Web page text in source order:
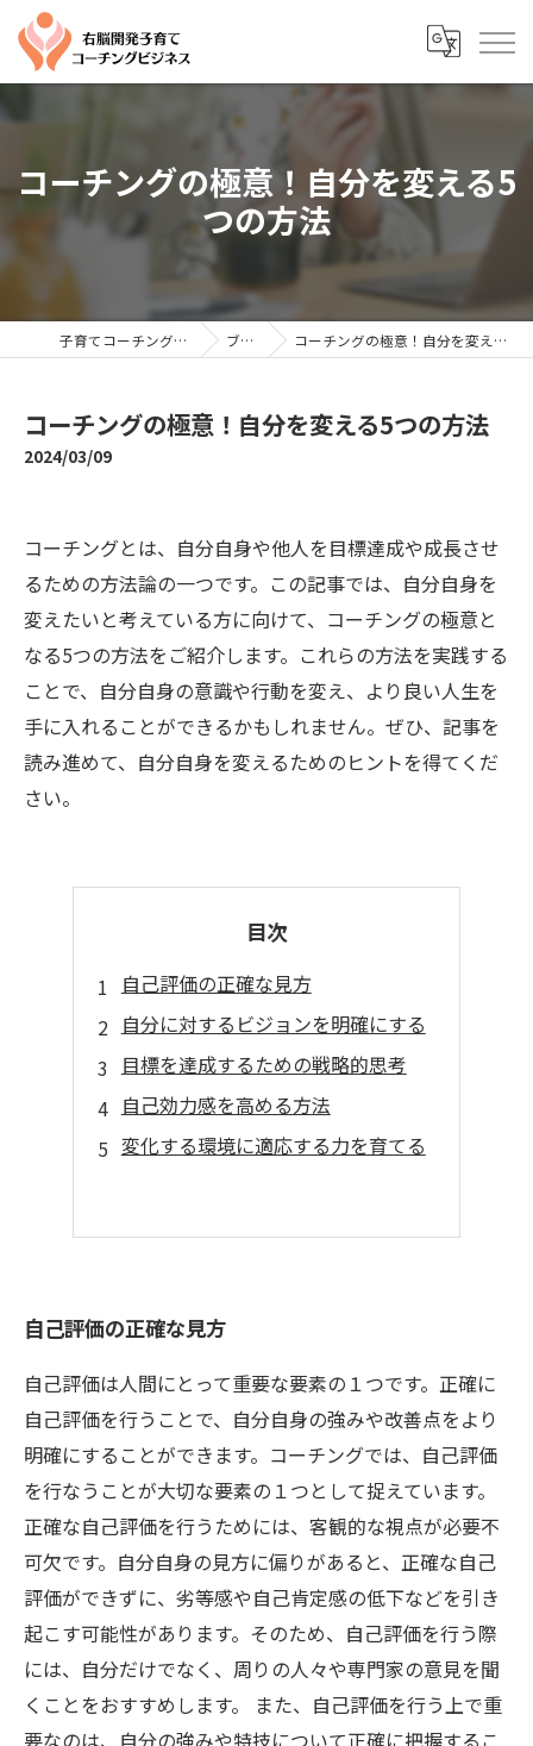
コーチングの極意！自分を変える5
つの方法
子育てコーチングならYTC ブログ コーチングの極意！自分を変える5つの方法
コーチングの極意！自分を変える5つの方法
2024/03/09
コーチングとは、自分自身や他人を目標達成や成長させ
るための方法論の一つです。この記事では、自分自身を
変えたいと考えている方に向けて、コーチングの極意と
なる5つの方法をご紹介します。これらの方法を実践する
ことで、自分自身の意識や行動を変え、より良い人生を
手に入れることができるかもしれません。ぜひ、記事を
読み進めて、自分自身を変えるためのヒントを得てくだ
さい。
目次
自己評価の正確な見方
自分に対するビジョンを明確にする
目標を達成するための戦略的思考
自己効力感を高める方法
変化する環境に適応する力を育てる
自己評価の正確な見方
自己評価は人間にとって重要な要素の１つです。正確に
自己評価を行うことで、自分自身の強みや改善点をより
明確にすることができます。コーチングでは、自己評価
を行なうことが大切な要素の１つとして捉えています。
正確な自己評価を行うためには、客観的な視点が必要不
可欠です。自分自身の見方に偏りがあると、正確な自己
評価ができずに、劣等感や自己肯定感の低下などを引き
起こす可能性があります。そのため、自己評価を行う際
には、自分だけでなく、周りの人々や専門家の意見を聞
くことをおすすめします。 また、自己評価を行う上で重
要なのは、自分の強みや特技について正確に把握するこ